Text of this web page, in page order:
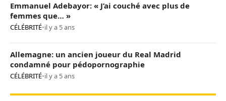
Emmanuel Adebayor: « J’ai couché avec plus de
femmes que… »
CÉLÉBRITÉ•il y a 5 ans
Allemagne: un ancien joueur du Real Madrid
condamné pour pédopornographie
CÉLÉBRITÉ•il y a 5 ans